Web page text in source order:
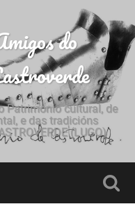
do
Patrimonio cultural, de
e das tradicións
(LUGO)